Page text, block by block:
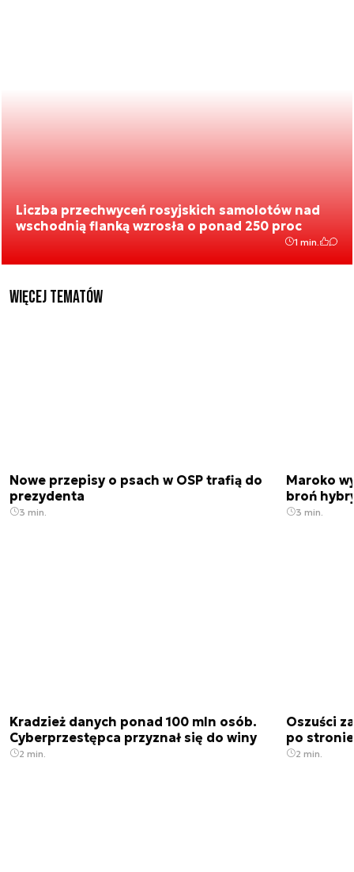
Liczba przechwyceń rosyjskich samolotów nad
wschodnią flanką wzrosła o ponad 250 proc
1 min.
Więcej tematów
Nowe przepisy o psach w OSP trafią do
prezydenta
3 min.
Maroko
broń
3 min.
Kradzież danych ponad 100 mln osób.
Cyberprzestępca przyznał się do winy
2 min.
Oszuści
po
2 min.